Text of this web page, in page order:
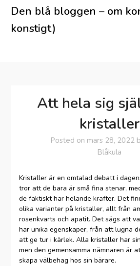
Skip
content
Den blå bloggen – om
konstigt)
Att hela sig
kristaller
Posted on mars 28, 2022
Blåkula
Kristaller är en omtalad debatt i
tror att de bara är små fina stenar,
de faktiskt har helande krafter. Det
olika varianter på kristaller, allt från
rosenkvarts och apatit. Det sägs att
har unika egenskaper, från att lugna
att ge tur i kärlek. Alla kristaller har
men den gemensamma nämnaren är
skapa välbehag hos sin bärare.